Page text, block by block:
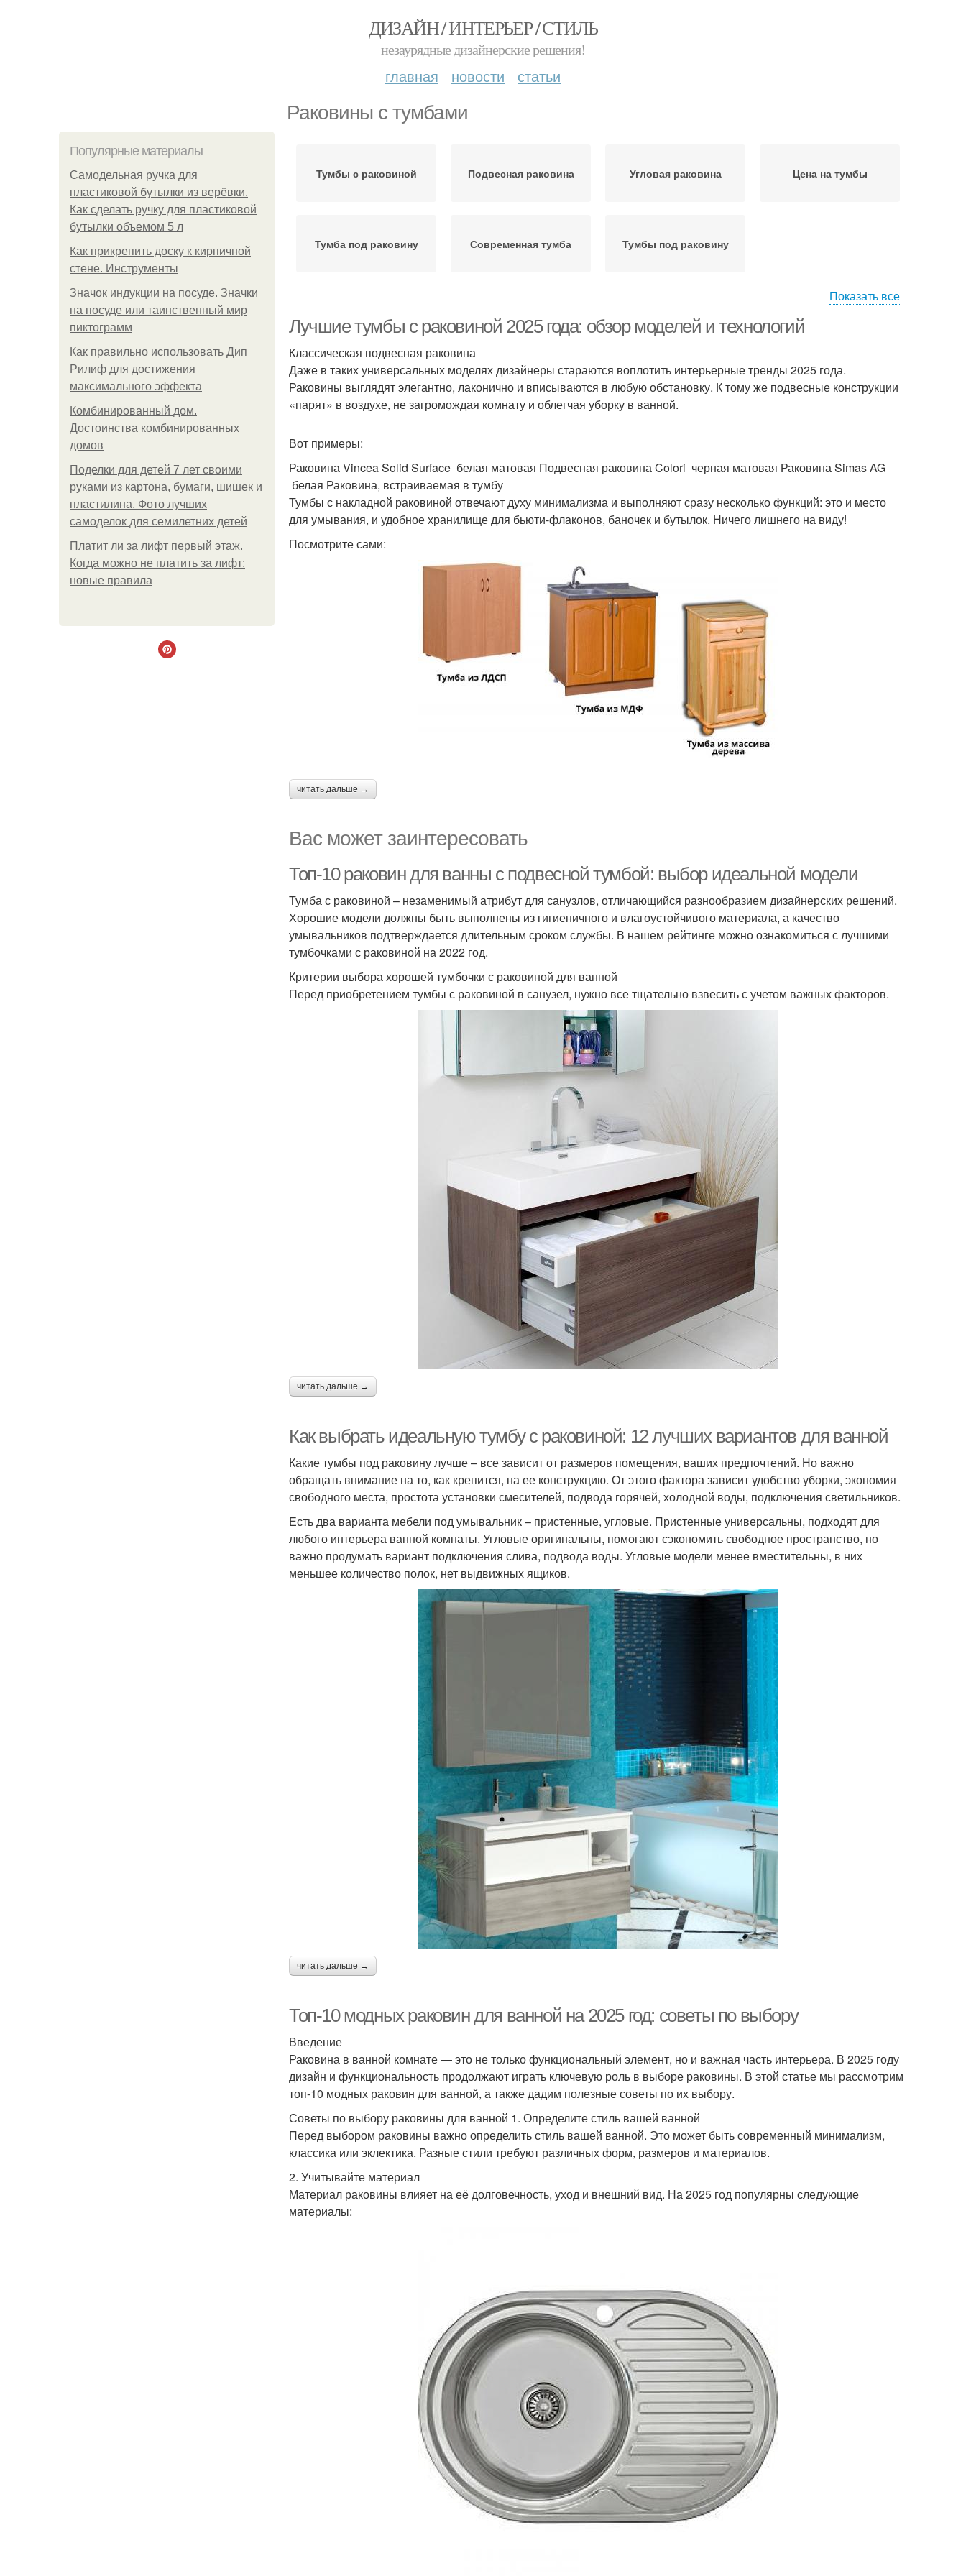
ДИЗАЙН / ИНТЕРЬЕР / СТИЛЬ
незаурядные дизайнерские решения!
главная новости статьи
Раковины с тумбами
Популярные материалы
Самодельная ручка для
пластиковой бутылки из верёвки.
Как сделать ручку для пластиковой
бутылки объемом 5 л
Как прикрепить доску к кирпичной
стене. Инструменты
Значок индукции на посуде. Значки
на посуде или таинственный мир
пиктограмм
Как правильно использовать Дип
Рилиф для достижения
максимального эффекта
Комбинированный дом.
Достоинства комбинированных
домов
Поделки для детей 7 лет своими
руками из картона, бумаги, шишек и
пластилина. Фото лучших
самоделок для семилетних детей
Платит ли за лифт первый этаж.
Когда можно не платить за лифт:
новые правила
Тумбы с раковиной Подвесная раковина Угловая раковина Цена на тумбы
Тумба под раковину Современная тумба Тумбы под раковину
Показать все
Лучшие тумбы с раковиной 2025 года: обзор моделей и технологий
Классическая подвесная раковина
Даже в таких универсальных моделях дизайнеры стараются воплотить интерьерные тренды 2025 года.
Раковины выглядят элегантно, лаконично и вписываются в любую обстановку. К тому же подвесные конструкции
«парят» в воздухе, не загромождая комнату и облегчая уборку в ванной.
Вот примеры:
Раковина Vincea Solid Surface белая матовая Подвесная раковина Colori черная матовая Раковина Simas AG
белая Раковина, встраиваемая в тумбу
Тумбы с накладной раковиной отвечают духу минимализма и выполняют сразу несколько функций: это и место
для умывания, и удобное хранилище для бьюти-флаконов, баночек и бутылок. Ничего лишнего на виду!
Посмотрите сами:
читать дальше →
Вас может заинтересовать
Топ-10 раковин для ванны с подвесной тумбой: выбор идеальной модели
Тумба с раковиной – незаменимый атрибут для санузлов, отличающийся разнообразием дизайнерских решений.
Хорошие модели должны быть выполнены из гигиеничного и влагоустойчивого материала, а качество
умывальников подтверждается длительным сроком службы. В нашем рейтинге можно ознакомиться с лучшими
тумбочками с раковиной на 2022 год.
Критерии выбора хорошей тумбочки с раковиной для ванной
Перед приобретением тумбы с раковиной в санузел, нужно все тщательно взвесить с учетом важных факторов.
читать дальше →
Как выбрать идеальную тумбу с раковиной: 12 лучших вариантов для ванной
Какие тумбы под раковину лучше – все зависит от размеров помещения, ваших предпочтений. Но важно
обращать внимание на то, как крепится, на ее конструкцию. От этого фактора зависит удобство уборки, экономия
свободного места, простота установки смесителей, подвода горячей, холодной воды, подключения светильников.
Есть два варианта мебели под умывальник – пристенные, угловые. Пристенные универсальны, подходят для
любого интерьера ванной комнаты. Угловые оригинальны, помогают сэкономить свободное пространство, но
важно продумать вариант подключения слива, подвода воды. Угловые модели менее вместительны, в них
меньшее количество полок, нет выдвижных ящиков.
читать дальше →
Топ-10 модных раковин для ванной на 2025 год: советы по выбору
Введение
Раковина в ванной комнате — это не только функциональный элемент, но и важная часть интерьера. В 2025 году
дизайн и функциональность продолжают играть ключевую роль в выборе раковины. В этой статье мы рассмотрим
топ-10 модных раковин для ванной, а также дадим полезные советы по их выбору.
Советы по выбору раковины для ванной 1. Определите стиль вашей ванной
Перед выбором раковины важно определить стиль вашей ванной. Это может быть современный минимализм,
классика или эклектика. Разные стили требуют различных форм, размеров и материалов.
2. Учитывайте материал
Материал раковины влияет на её долговечность, уход и внешний вид. На 2025 год популярны следующие
материалы: